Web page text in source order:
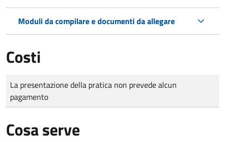
Moduli da compilare e documenti da allegare
Costi
Tipo di pagamento
Importo
La presentazione della pratica non prevede alcun
pagamento
Cosa serve